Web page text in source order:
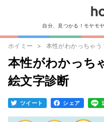
自分、見つかる！モヤモ
ホイミー 本性がわかっちゃ
本性がわかっち
絵文字診断
ツイート シェア